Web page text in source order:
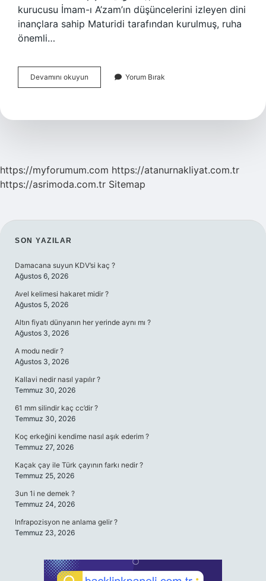
kurucusu İmam-ı A’zam’ın düşüncelerini izleyen dini
inançlara sahip Maturidi tarafından kurulmuş, ruha
önemli…
Devamını okuyun
Diye
Midir
Yorum Bırak
https://myforumum.com https://atanurnakliyat.com.tr
https://asrimoda.com.tr Sitemap
SIDEBAR
SON YAZILAR
Damacana suyun KDV’si kaç ?
Ağustos 6, 2026
Avel kelimesi hakaret midir ?
Ağustos 5, 2026
Altın fiyatı dünyanın her yerinde aynı mı ?
Ağustos 3, 2026
A modu nedir ?
Ağustos 3, 2026
Kallavi nedir nasıl yapılır ?
Temmuz 30, 2026
61 mm silindir kaç cc’dir ?
Temmuz 30, 2026
Koç erkeğini kendime nasıl aşık ederim ?
Temmuz 27, 2026
Kaçak çay ile Türk çayının farkı nedir ?
Temmuz 25, 2026
3un 1i ne demek ?
Temmuz 24, 2026
Infrapozisyon ne anlama gelir ?
Temmuz 23, 2026